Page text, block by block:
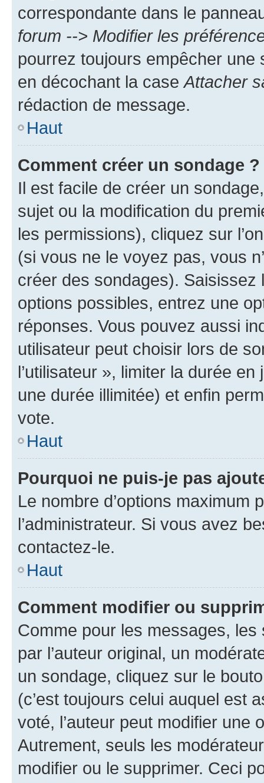
correspondante dans le
forum --> Modifier les
pourrez toujours empêcher une
en décochant la case Attacher
rédaction de message.
Haut
Comment créer un sondage ?
Il est facile de créer un
sujet ou la modification du
les permissions), cliquez sur
(si vous ne le voyez pas, vous
créer des sondages).
options possibles, entrez une
réponses. Vous pouvez aussi
utilisateur peut choisir lors de
l’utilisateur », limiter la durée
une durée illimitée) et enfin
vote.
Haut
Pourquoi ne puis-je pas
Le nombre d’options maximum
l’administrateur. Si vous avez
contactez-le.
Haut
Comment modifier ou
Comme pour les messages,
par l’auteur original, un
un sondage, cliquez sur le
(c’est toujours celui auquel est
voté, l’auteur peut modifier une
Autrement, seuls les
modifier ou le supprimer. Ceci